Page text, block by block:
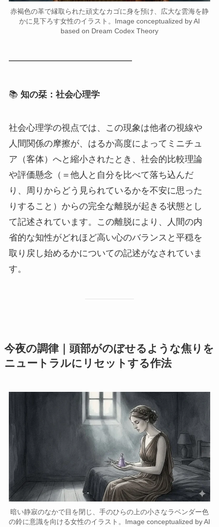
赤褐色の革で縁取られた頑丈なカゴに身を預け、広大な雲海を静
かに見下ろす女性のイラスト。Image conceptualized by AI
based on Dream Codex Theory
━━━━━━━━━━━━━━
📚 知の栞：社会心理学
社会心理学の視点では、この現象は他者の視線や
人間関係の摩擦が、はるか高度によってミニチュ
ア（客体）へと縮小されたとき、社会的比較理論
や評価懸念（＝他人と自分を比べて落ち込んだ
り、周りからどう見られているかを不安に思った
りすること）からの完全な離脱が起きる状態とし
て記述されています。この離脱により、人間の内
省的な知性がどれほど高い心のバランスと平穏を
取り戻し始めるかについての記述がなされていま
す。
今夜の調律｜頭部がのぼせるような焦りを
ニュートラルにリセットする作法
暗い静寂のなかで目を閉じ、手のひらの上の小さなラベンダー色
の鈴に意識を向ける女性のイラスト。Image conceptualized by AI